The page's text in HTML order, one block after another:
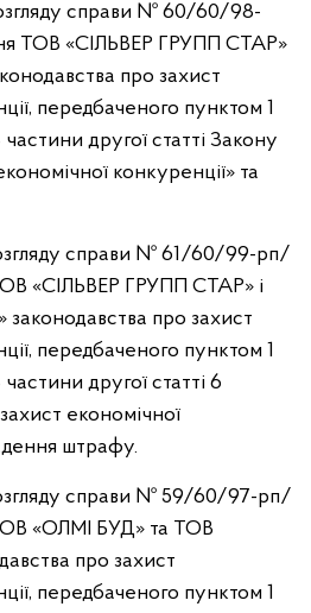
справи № 60/60/98-
ТОВ «СІЛЬВЕР ГРУПП СТАР»
про захист
передбаченого пунктом 1
другої статті Закону
конкуренції» та
справи № 61/60/99-рп/
«СІЛЬВЕР ГРУПП СТАР» і
про захист
передбаченого пунктом 1
другої статті 6
економічної
штрафу.
справи № 59/60/97-рп/
«ОЛМІ БУД» та ТОВ
про захист
передбаченого пунктом 1